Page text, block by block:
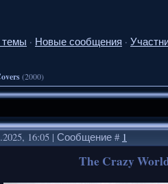
· Новые сообщения ·
(2000)
16:05 | Сообщение # 1
The Crazy